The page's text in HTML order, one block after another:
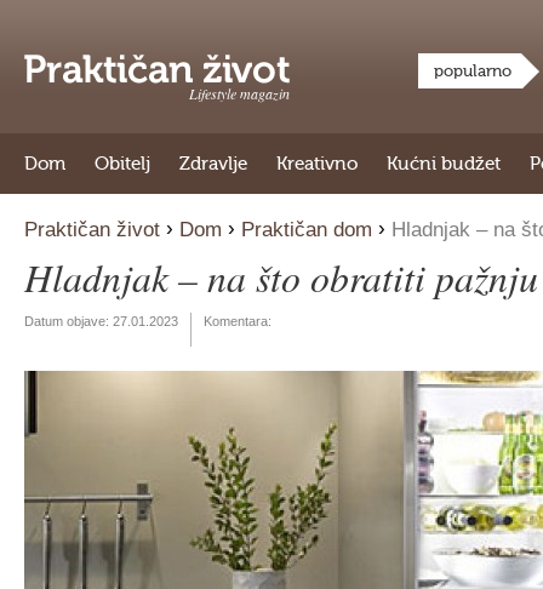
Lifestyle magazin
popularno
Dom Obitelj Zdravlje Kreativno Kućni budžet
Praktičan život › Dom › Praktičan dom › Hladnjak – na
Hladnjak – na što obratiti
Datum objave: 27.01.2023 Komentara: